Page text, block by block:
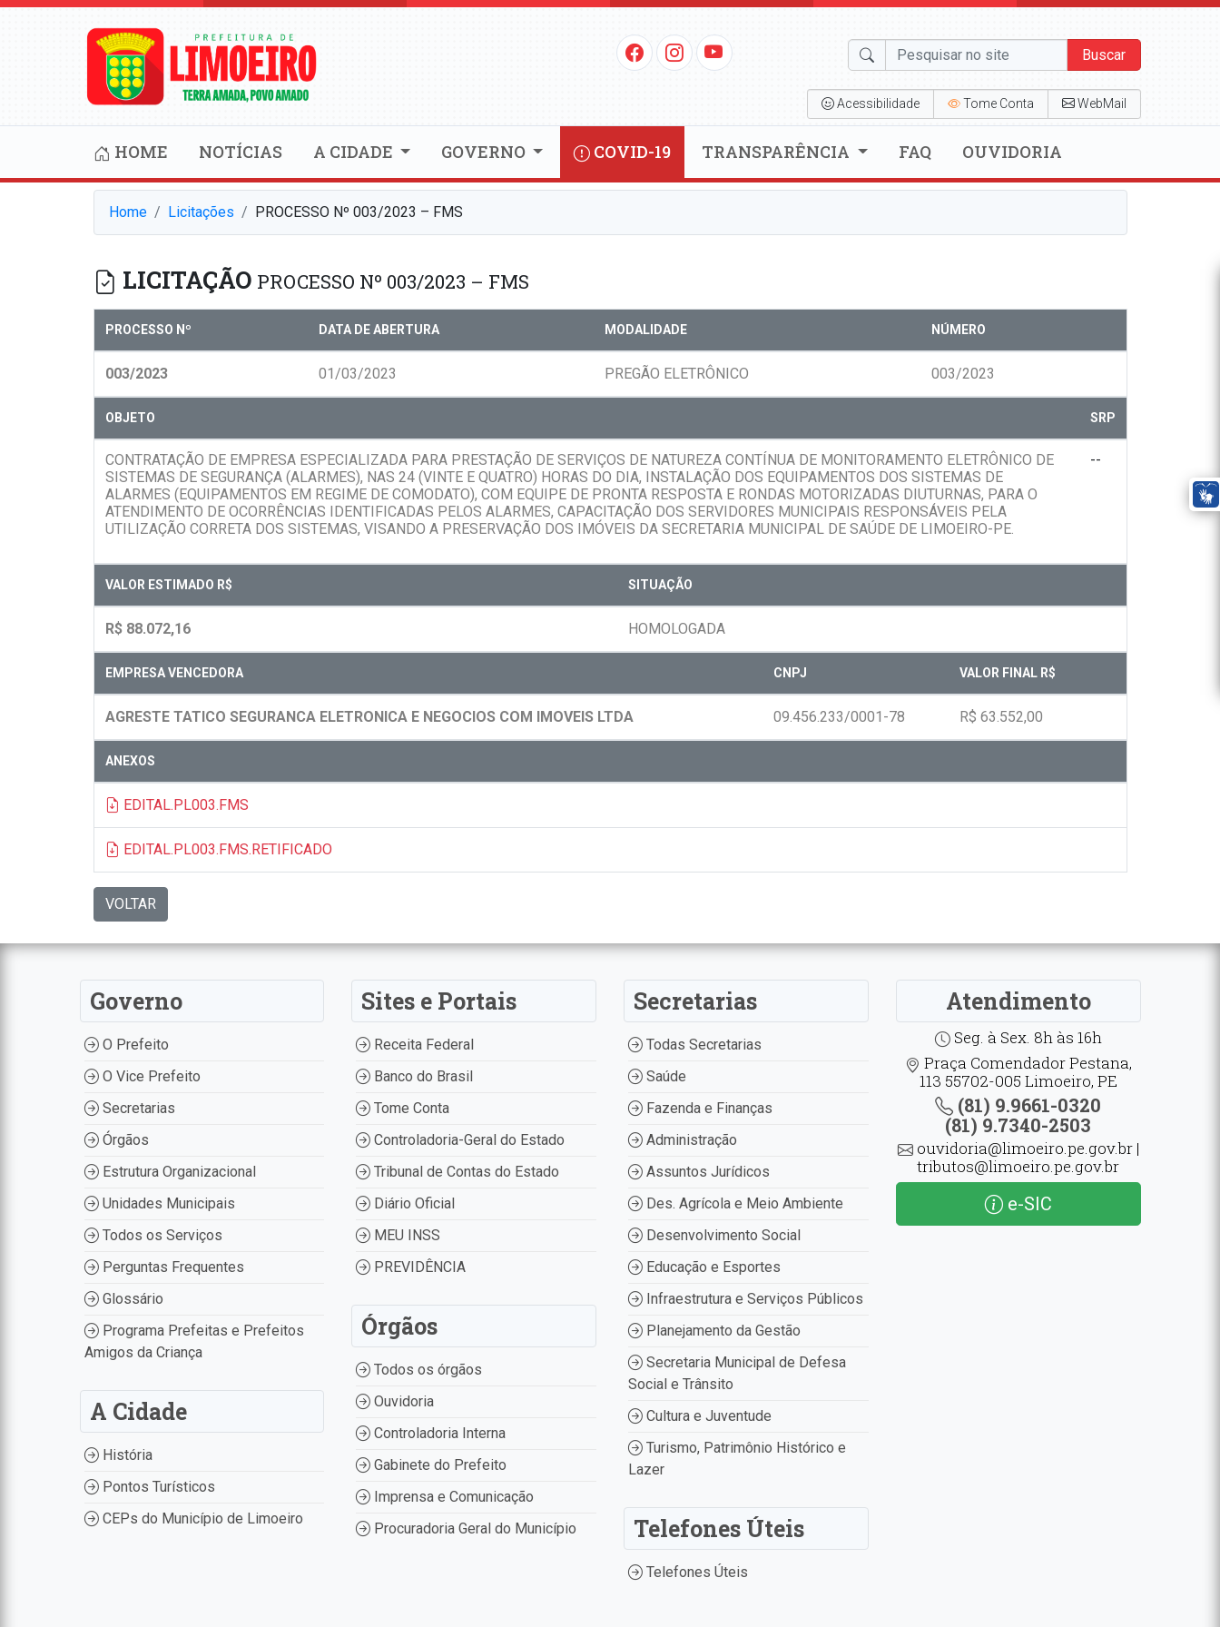
Buscar
Acessibilidade Tome Conta WebMail
HOME NOTÍCIAS A CIDADE GOVERNO COVID-19 TRANSPARÊNCIA FAQ OUVIDORIA
Home Licitações PROCESSO Nº 003/2023 – FMS
LICITAÇÃO PROCESSO Nº 003/2023 – FMS
PROCESSO Nº DATA DE ABERTURA MODALIDADE NÚMERO
003/2023 01/03/2023 PREGÃO ELETRÔNICO 003/2023
OBJETO SRP
CONTRATAÇÃO DE EMPRESA ESPECIALIZADA PARA PRESTAÇÃO DE SERVIÇOS DE NATUREZA CONTÍNUA DE MONITORAMENTO ELETRÔNICO DE
SISTEMAS DE SEGURANÇA (ALARMES), NAS 24 (VINTE E QUATRO) HORAS DO DIA, INSTALAÇÃO DOS EQUIPAMENTOS DOS SISTEMAS DE
ALARMES (EQUIPAMENTOS EM REGIME DE COMODATO), COM EQUIPE DE PRONTA RESPOSTA E RONDAS MOTORIZADAS DIUTURNAS, PARA O
ATENDIMENTO DE OCORRÊNCIAS IDENTIFICADAS PELOS ALARMES, CAPACITAÇÃO DOS SERVIDORES MUNICIPAIS RESPONSÁVEIS PELA
UTILIZAÇÃO CORRETA DOS SISTEMAS, VISANDO A PRESERVAÇÃO DOS IMÓVEIS DA SECRETARIA MUNICIPAL DE SAÚDE DE LIMOEIRO-PE.
--
VALOR ESTIMADO R$ SITUAÇÃO
R$ 88.072,16 HOMOLOGADA
EMPRESA VENCEDORA CNPJ VALOR FINAL R$
AGRESTE TATICO SEGURANCA ELETRONICA E NEGOCIOS COM IMOVEIS LTDA 09.456.233/0001-78 R$ 63.552,00
ANEXOS
EDITAL.PL003.FMS
EDITAL.PL003.FMS.RETIFICADO
VOLTAR
Governo
O Prefeito
O Vice Prefeito
Secretarias
Órgãos
Estrutura Organizacional
Unidades Municipais
Todos os Serviços
Perguntas Frequentes
Glossário
Programa Prefeitas e Prefeitos
Amigos da Criança
A Cidade
História
Pontos Turísticos
CEPs do Município de Limoeiro
Sites e Portais
Receita Federal
Banco do Brasil
Tome Conta
Controladoria-Geral do Estado
Tribunal de Contas do Estado
Diário Oficial
MEU INSS
PREVIDÊNCIA
Órgãos
Todos os órgãos
Ouvidoria
Controladoria Interna
Gabinete do Prefeito
Imprensa e Comunicação
Procuradoria Geral do Município
Secretarias
Todas Secretarias
Saúde
Fazenda e Finanças
Administração
Assuntos Jurídicos
Des. Agrícola e Meio Ambiente
Desenvolvimento Social
Educação e Esportes
Infraestrutura e Serviços Públicos
Planejamento da Gestão
Secretaria Municipal de Defesa
Social e Trânsito
Cultura e Juventude
Turismo, Patrimônio Histórico e
Lazer
Telefones Úteis
Telefones Úteis
Atendimento
Seg. à Sex. 8h às 16h
Praça Comendador Pestana,
113 55702-005 Limoeiro, PE
(81) 9.9661-0320
(81) 9.7340-2503
ouvidoria@limoeiro.pe.gov.br |
tributos@limoeiro.pe.gov.br
e-SIC